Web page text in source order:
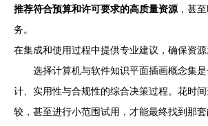
推荐符合预算和许可要求的高质量资源 ，甚
务。
在集成和使用过程中提供专业建议，确保资源
选择计算机与软件知识平面插画概念集
计、实用性与合规性的综合决策过程。花时
较，甚至进行小范围试用，才能最终找到那